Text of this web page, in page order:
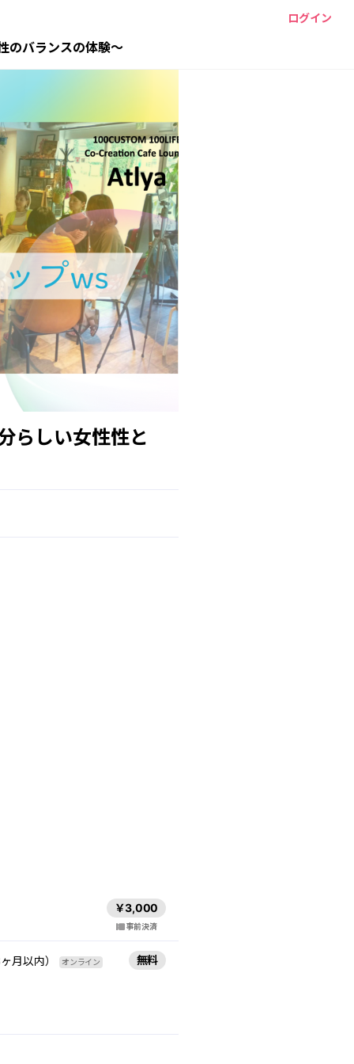
ログイン
のバランスの体験〜
らしい女性性と
￥3,000
事前決済
月以内） オンライン 無料